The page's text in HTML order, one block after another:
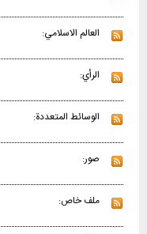
العالم الاسلامي:
الرأي:
الوسائط المتعددة:
صور:
ملف خاص: